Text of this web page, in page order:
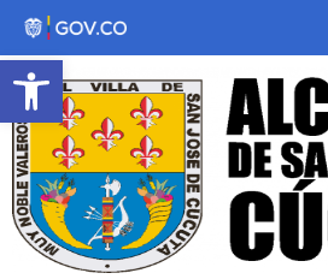
Abrir barra de